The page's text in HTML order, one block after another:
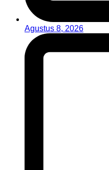
Agustus 8, 2026